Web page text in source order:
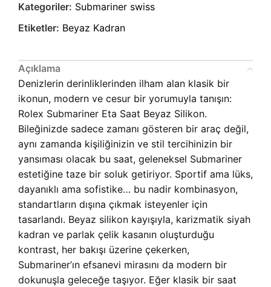
Kategoriler: Submariner swiss
Etiketler: Beyaz Kadran
Açıklama
Denizlerin derinliklerinden ilham alan klasik bir
ikonun, modern ve cesur bir yorumuyla tanışın:
Rolex Submariner Eta Saat Beyaz Silikon.
Bileğinizde sadece zamanı gösteren bir araç değil,
aynı zamanda kişiliğinizin ve stil tercihinizin bir
yansıması olacak bu saat, geleneksel Submariner
estetiğine taze bir soluk getiriyor. Sportif ama lüks,
dayanıklı ama sofistike… bu nadir kombinasyon,
standartların dışına çıkmak isteyenler için
tasarlandı. Beyaz silikon kayışıyla, karizmatik siyah
kadran ve parlak çelik kasanın oluşturduğu
kontrast, her bakışı üzerine çekerken,
Submariner’ın efsanevi mirasını da modern bir
dokunuşla geleceğe taşıyor. Eğer klasik bir saat